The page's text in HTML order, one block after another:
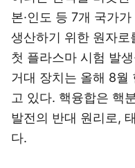
본·인도 등 7개 국가
생산하기 위한 원자
첫 플라스마 시험 발
거대 장치는 올해 8월
고 있다. 핵융합은 핵
발전의 반대 원리로,
다.